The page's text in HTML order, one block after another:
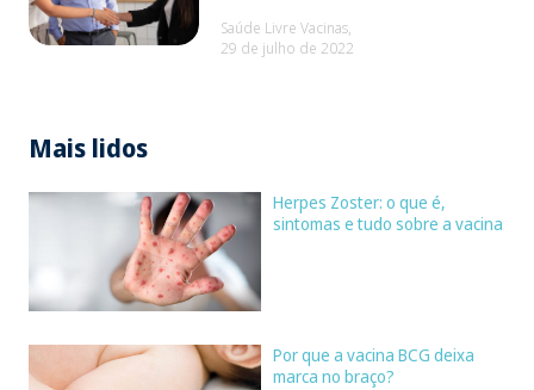
Saúde Livre Vacinas,
29 de julho de 2022
Mais lidos
Herpes Zoster: o que é,
sintomas e tudo sobre a vacina
Por que a vacina BCG deixa
marca no braço?